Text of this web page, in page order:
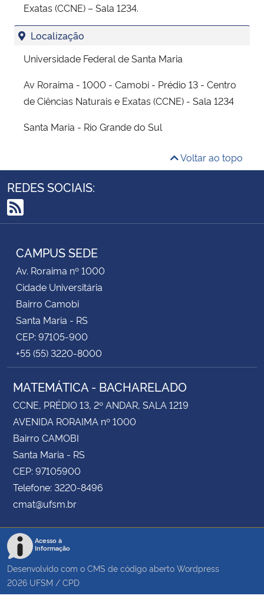
Exatas (CCNE) – Sala 1234.
Localização
Universidade Federal de Santa Maria
Av Roraima - 1000 - Camobi - Prédio 13 - Centro
de Ciências Naturais e Exatas (CCNE) - Sala 1234
Santa Maria - Rio Grande do Sul
Voltar ao topo
REDES SOCIAIS:
RSS
CAMPUS SEDE
Av. Roraima nº 1000
Cidade Universitária
Bairro Camobi
Santa Maria - RS
CEP: 97105-900
+55 (55) 3220-8000
MATEMÁTICA - BACHARELADO
CCNE, PRÉDIO 13, 2º ANDAR, SALA 1219
AVENIDA RORAIMA nº 1000
Bairro CAMOBI
Santa Maria - RS
CEP: 97105900
Telefone: 3220-8496
cmat@ufsm.br
Acesso à
Informação
Desenvolvido com o CMS de código aberto Wordpress
2026 UFSM / CPD